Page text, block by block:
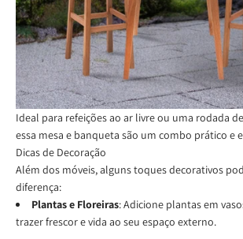
Ideal para refeições ao ar livre ou uma rodada
essa mesa e banqueta são um combo prático e
Dicas de Decoração
Além dos móveis, alguns toques decorativos
diferença:
Plantas e Floreiras: Adicione plantas em
trazer frescor e vida ao seu espaço externo.